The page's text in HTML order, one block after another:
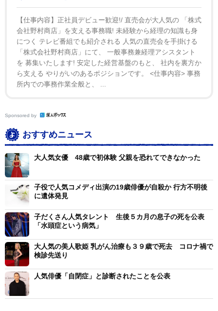
とで、それ以降彼から音沙汰はありませんでした。悲劇
的な終わりのように見えますが、彼の家族や友人にとっ
てこの悲しい物語の終幕となることを祈ります」との声
明を発表した。
【仕事内容】正社員デビュー歓迎!/ 直売会が大人気の 「株式
会社野村商店」を支える事務職! 未経験から経理の知識も身
につく テレビ番組でも紹介される 人気の直売会を手掛ける
「株式会社野村商店」にて、 一般事務兼経理アシスタント
を 募集いたします! 安定した経営基盤のもと、 社内を裏方か
ら支える やりがいのあるポジションです。 <仕事内容> 事務
所内での事務作業全般と、 ...
Sponsored by
おすすめニュース
大人気女優 48歳で初体験 父親を恐れてできなかった
子役で人気コメディ出演の19歳俳優が自殺か 行方不明後
に遺体発見
子だくさん人気タレント 生後５カ月の息子の死を公表
「水頭症という病気」
大人気の美人歌姫 乳がん治療も３９歳で死去 コロナ禍で
検診先送り
人気俳優「自閉症」と診断されたことを公表